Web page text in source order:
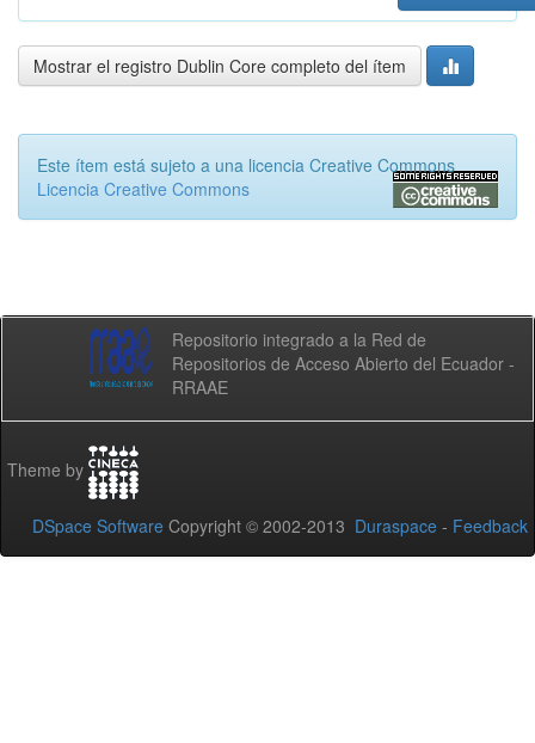
Mostrar el registro Dublin Core completo del ítem
Este ítem está sujeto a una licencia Creative Commons
Licencia Creative Commons
Repositorio integrado a la Red de
Repositorios de Acceso Abierto del Ecuador -
RRAAE
Theme by
DSpace Software Copyright © 2002-2013 Duraspace - Feedback